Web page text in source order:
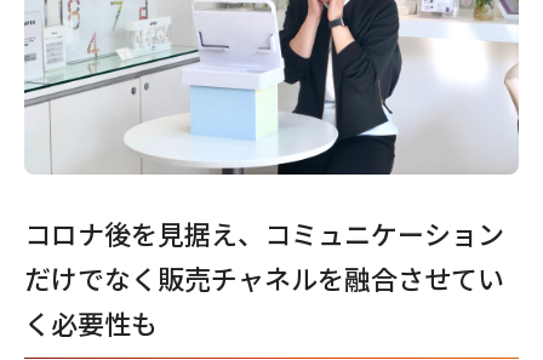
コロナ後を見据え、コミュニケーション
だけでなく販売チャネルを融合させてい
く必要性も